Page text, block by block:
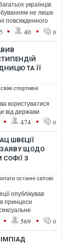
українців
не лише
повсякденного
поміт...
• 40 • 0
ТА ЇЇ
спортивні
користуватися
від держави
• 474 • 0
ШВЕЦІЇ
ЗАЯВУ ЩОДО
СОФІЇ З
останні світові
опублікував
принцеси
фінансистом
• 569 • 0